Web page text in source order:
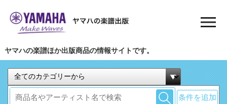
ヤマハの楽譜ほか出版商品の情報サイトです。
条件を追加